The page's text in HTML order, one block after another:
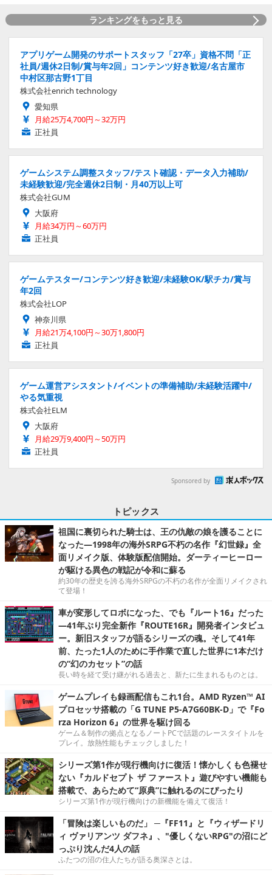
ランキングをもっと見る
アプリゲーム開発のサポートスタッフ「27卒」資格不問「正
社員/週休2日制/賞与年2回」コンテンツ好き歓迎/名古屋市
中村区那古野1丁目
株式会社enrich technology
愛知県
月給25万4,700円～32万円
正社員
ゲームシステム調整スタッフ/テスト確認・データ入力補助/
未経験歓迎/完全週休2日制・月40万以上可
株式会社GUM
大阪府
月給34万円～60万円
正社員
ゲームテスター/コンテンツ好き歓迎/未経験OK/駅チカ/賞与
年2回
株式会社LOP
神奈川県
月給21万4,100円～30万1,800円
正社員
ゲーム運営アシスタント/イベントの準備補助/未経験活躍中/
やる気重視
株式会社ELM
大阪府
月給29万9,400円～50万円
正社員
Sponsored by
トピックス
祖国に裏切られた騎士は、王の仇敵の娘を護ることに
なった―1998年の海外SRPG不朽の名作『幻世録』全
面リメイク版、体験版配信開始。ダーティーヒーロー
が駆ける異色の戦記が令和に蘇る
約30年の歴史を誇る海外SRPGの不朽の名作が全面リメイクされ
て登場！
車が変形してロボになった、でも『ルート16』だった
―41年ぶり完全新作『ROUTE16R』開発者インタビュ
ー。新旧スタッフが語るシリーズの魂。そして41年
前、たった1人のために手作業で直した世界に1本だけ
の“幻のカセット”の話
長い時を経て受け継がれる過去と、新たに生まれるものとは。
ゲームプレイも録画配信もこれ1台。AMD Ryzen™ AI
プロセッサ搭載の「G TUNE P5-A7G60BK-D」で『Fo
rza Horizon 6』の世界を駆け回る
ゲーム＆制作の拠点となるノートPCで話題のレースタイトルを
プレイ。放熱性能もチェックしました！
シリーズ第1作が現行機向けに復活！懐かしくも色褪せ
ない『カルドセプト ザ ファースト』遊びやすい機能も
搭載で、あらためて“原典”に触れるのにぴったり
シリーズ第1作が現行機向けの新機能を備えて復活！
「冒険は楽しいものだ」 ─『FF11』と『ウィザードリ
ィ ヴァリアンツ ダフネ』、"優しくないRPG"の沼にど
っぷり沈んだ4人の話
ふたつの沼の住人たちが語る奥深さとは。